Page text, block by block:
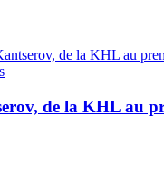
de la KHL au